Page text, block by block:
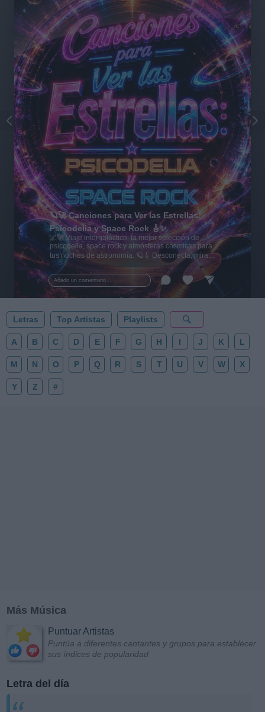
Añadir un comentario ...
🪐🚀 Canciones para Ver las Estrellas:
Psicodelia y Space Rock 🎸✨
🌌🚀 Viaje intergaláctico: la mejor selección de
psicodelia, space rock y atmósferas cósmicas para
tus noches de astronomía. 🪐🎸 Desconecta, mira
al firmamento y siente la gravedad cero. 💾 ¡Guarda
esta colección para tu próxima noche estrellada!
✨⭐
Letras Top Artistas Playlists
A B C D E F G H I J K L
M N O P Q R S T U V W X
Y Z #
Más Música
Puntuar Artistas
Puntúa a diferentes cantantes y grupos para establecer
sus índices de popularidad
Letra del día